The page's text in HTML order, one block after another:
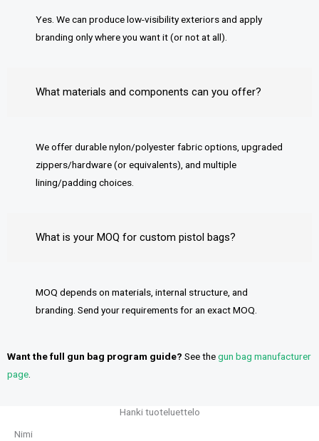
Yes. We can produce low-visibility exteriors and apply
branding only where you want it (or not at all).
What materials and components can you offer?
We offer durable nylon/polyester fabric options, upgraded
zippers/hardware (or equivalents), and multiple
lining/padding choices.
What is your MOQ for custom pistol bags?
MOQ depends on materials, internal structure, and
branding. Send your requirements for an exact MOQ.
Want the full gun bag program guide? See thegun bag manufacturer
page
Hanki tuoteluettelo
Nimi